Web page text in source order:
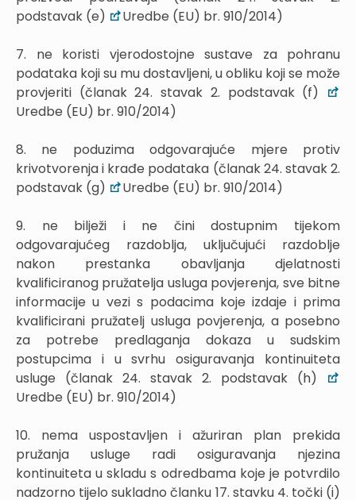
podstavak (e)
Uredbe (EU) br. 910/2014)
7. ne koristi vjerodostojne sustave za pohranu
podataka koji su mu dostavljeni, u obliku koji se može
provjeriti (članak 24. stavak 2. podstavak (f)
Uredbe (EU) br. 910/2014)
8. ne poduzima odgovarajuće mjere protiv
krivotvorenja i krađe podataka (članak 24. stavak 2.
podstavak (g)
Uredbe (EU) br. 910/2014)
9. ne bilježi i ne čini dostupnim tijekom
odgovarajućeg razdoblja, uključujući razdoblje
nakon prestanka obavljanja djelatnosti
kvalificiranog pružatelja usluga povjerenja, sve bitne
informacije u vezi s podacima koje izdaje i prima
kvalificirani pružatelj usluga povjerenja, a posebno
za potrebe predlaganja dokaza u sudskim
postupcima i u svrhu osiguravanja kontinuiteta
usluge (članak 24. stavak 2. podstavak (h)
Uredbe (EU) br. 910/2014)
10. nema uspostavljen i ažuriran plan prekida
pružanja usluge radi osiguravanja njezina
kontinuiteta u skladu s odredbama koje je potvrdilo
nadzorno tijelo sukladno članku 17. stavku 4. točki (i)